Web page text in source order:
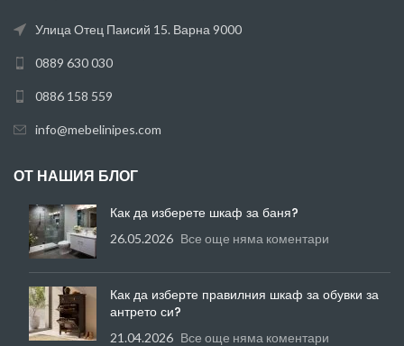
Улица Отец Паисий 15. Варна 9000
0889 630 030
0886 158 559
info@mebelinipes.com
ОТ НАШИЯ БЛОГ
Как да изберете шкаф за баня?
26.05.2026 Все още няма коментари
Как да изберте правилния шкаф за обувки за
антрето си?
21.04.2026 Все още няма коментари